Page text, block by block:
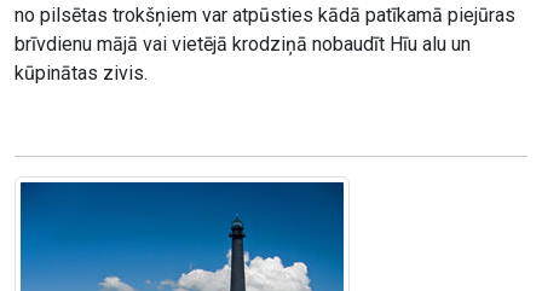
no pilsētas trokšņiem var atpūsties kādā patīkamā piejūras
brīvdienu mājā vai vietējā krodziņā nobaudīt Hīu alu un
kūpinātas zivis.